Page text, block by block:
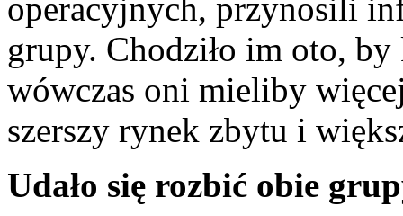
operacyjnych, przynosili
grupy. Chodziło im oto, by
wówczas oni mieliby
szerszy rynek zbytu i
Udało się rozbić obie